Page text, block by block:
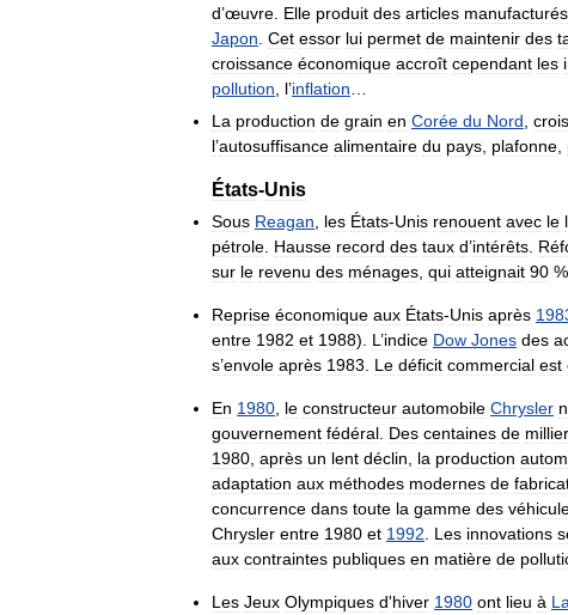
d’œuvre Elle produit des articles manufacturés
Japon Cet essor lui permet de maintenir des
croissance économique accroît cependant les
pollution
l’inflation
La production de grain en Corée du Nord
l’autosuffisance alimentaire du pays plafonne
États-Unis
Sous Reagan les États-Unis renouent avec le
pétrole Hausse record des taux d’intérêts
sur le revenu des ménages qui atteignait 90 %
Reprise économique aux États-Unis après
entre 1982 et 1988). L ’indice Dow Jones des
s’envole après 1983 Le déficit commercial est
En 1980 le constructeur automobile Chrysler n
gouvernement fédéral Des centaines de
1980 après un lent déclin la production
adaptation aux méthodes modernes de
concurrence dans toute la gamme des
Chrysler entre 1980 et 1992 Les innovations
aux contraintes publiques en matière de
Les Jeux Olympiques d'hiver 1980 ont lieu à